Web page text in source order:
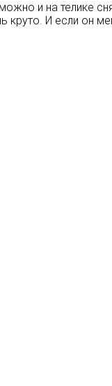
и на телике
И если он